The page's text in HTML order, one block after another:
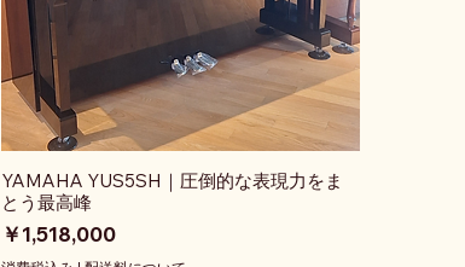
YAMAHA YUS5SH｜圧倒的な表現力をま
とう最高峰
価格
￥1,518,000